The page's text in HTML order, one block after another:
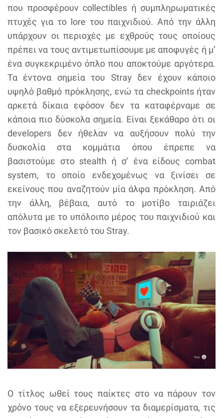
που προσφέρουν collectibles ή συμπληρωματικές
πτυχές για το lore του παιχνιδιού. Από την άλλη
υπάρχουν οι περιοχές με εχθρούς τους οποίους
πρέπει να τους αντιμετωπίσουμε με αποφυγές ή μ’
ένα συγκεκριμένο όπλο που αποκτούμε αργότερα.
Τα έντονα σημεία του Stray δεν έχουν κάποιο
υψηλό βαθμό πρόκλησης, ενώ τα checkpoints ήταν
αρκετά δίκαια εφόσον δεν τα καταφέρναμε σε
κάποια πιο δύσκολα σημεία. Είναι ξεκάθαρο ότι οι
developers δεν ήθελαν να αυξήσουν πολύ την
δυσκολία στα κομμάτια όπου έπρεπε να
βασιστούμε στο stealth ή σ’ ένα είδους combat
system, το οποίο ενδεχομένως να ξινίσει σε
εκείνους που αναζητούν μία άλφα πρόκληση. Από
την άλλη, βέβαια, αυτό το μοτίβο ταιριάζει
απόλυτα με το υπόλοιπο μέρος του παιχνιδιού και
τον βασικό σκελετό του Stray.
Ο τίτλος ωθεί τους παίκτες στο να πάρουν τον
χρόνο τους να εξερευνήσουν τα διαμερίσματα, τις